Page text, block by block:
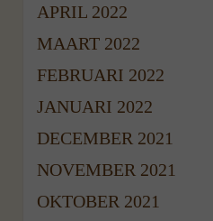
APRIL 2022
MAART 2022
FEBRUARI 2022
JANUARI 2022
DECEMBER 2021
NOVEMBER 2021
OKTOBER 2021